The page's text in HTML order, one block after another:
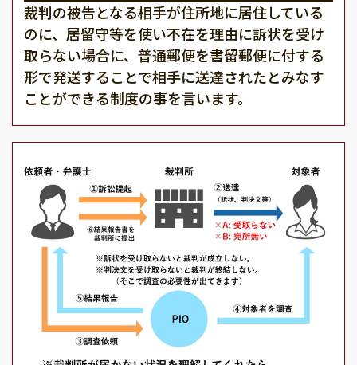
裁判の被告となる相手が住所地に居住している
のに、居留守等を使い不在を理由に訴状を受け
取らない場合に、普通郵便を書留郵便に付する
形で発送することで相手に送達されたとみなす
ことができる制度の事を言います。